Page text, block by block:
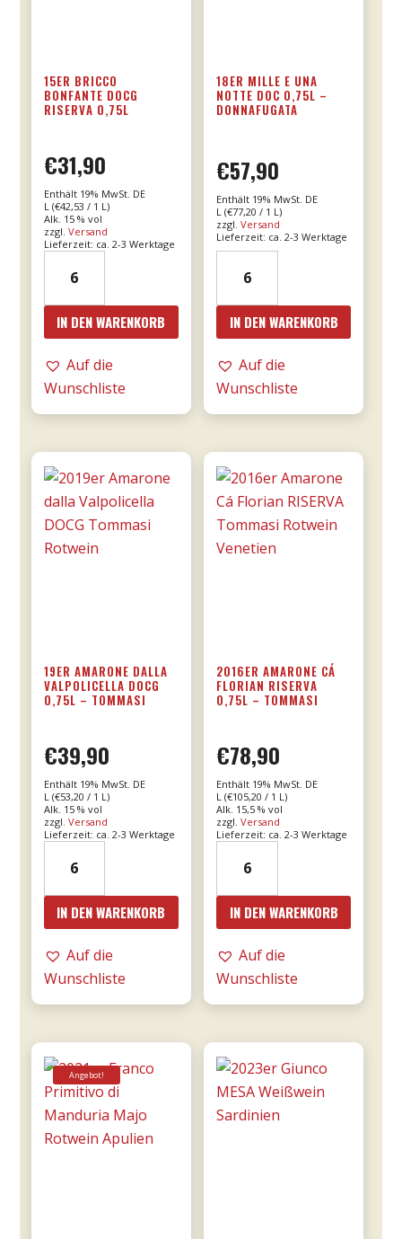
15ER BRICCO
BONFANTE DOCG
RISERVA 0,75L
€31,90
Enthält 19% MwSt. DE
L (€42,53 / 1 L)
Alk. 15 % vol
zzgl. Versand
Lieferzeit: ca. 2-3 Werktage
Bricco
Bonfante
DOCG
riserva
0,75l
IN DEN WARENKORB
Auf die
Wunschliste
18ER MILLE E UNA
NOTTE DOC 0,75L –
DONNAFUGATA
€57,90
Enthält 19% MwSt. DE
L (€77,20 / 1 L)
zzgl.Versand
Lieferzeit: ca. 2-3 Werktage
Mille
e
una
notte
DOC
Donnafugata
Menge
IN DEN WARENKORB
Auf die
Wunschliste
19ER AMARONE DALLA
VALPOLICELLA DOCG
0,75L – TOMMASI
€39,90
Enthält 19% MwSt. DE
L (€53,20 / 1 L)
Alk. 15 % vol
zzgl. Versand
Lieferzeit: ca. 2-3 Werktage
Amarone
dalla
Valpolicella
DOCG
0,75l
Menge
IN DEN WARENKORB
Auf die
Wunschliste
2016ER AMARONE CÁ
FLORIAN RISERVA
0,75L – TOMMASI
€78,90
Enthält 19% MwSt. DE
L (€105,20 / 1 L)
Alk. 15,5 % vol
zzgl.Versand
Lieferzeit: ca. 2-3 Werktage
Amarone
Cá
Florian
RISERVA
0,75l
Menge
IN DEN WARENKORB
Auf die
Wunschliste
Angebot!